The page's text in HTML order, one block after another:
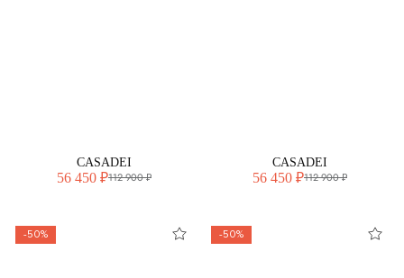
CASADEI
56 450 ₽112 900 ₽
CASADEI
56 450 ₽112 900 ₽
-50% -50%